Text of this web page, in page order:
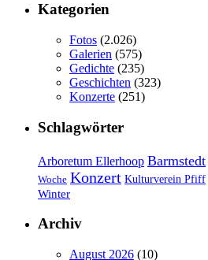
Kategorien
Fotos (2.026)
Galerien (575)
Gedichte (235)
Geschichten (323)
Konzerte (251)
Schlagwörter
Arboretum Ellerhoop Barmstedt
Woche Konzert Kulturverein Pfiff
Winter
Archiv
August 2026 (10)